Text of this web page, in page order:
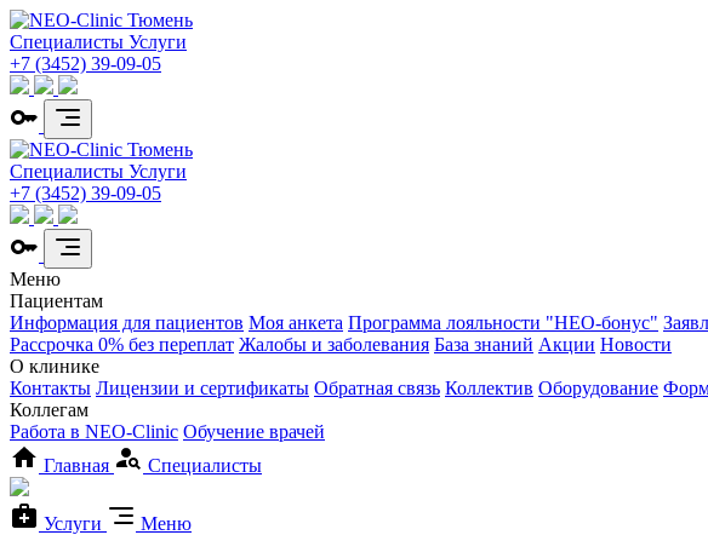
Специалисты Услуги
+7 (3452) 39-09-05
Специалисты Услуги
+7 (3452) 39-09-05
Меню
Пациентам
Информация для пациентов Моя анкета Программа лояльности "НЕО-бонус"
Рассрочка 0% без переплат Жалобы и заболевания База знаний Акции Новости
О клинике
Контакты Лицензии и сертификаты Обратная связь Коллектив Оборудование
Коллегам
Работа в NEO-Clinic Обучение врачей
Главная
Специалисты
Услуги
Меню